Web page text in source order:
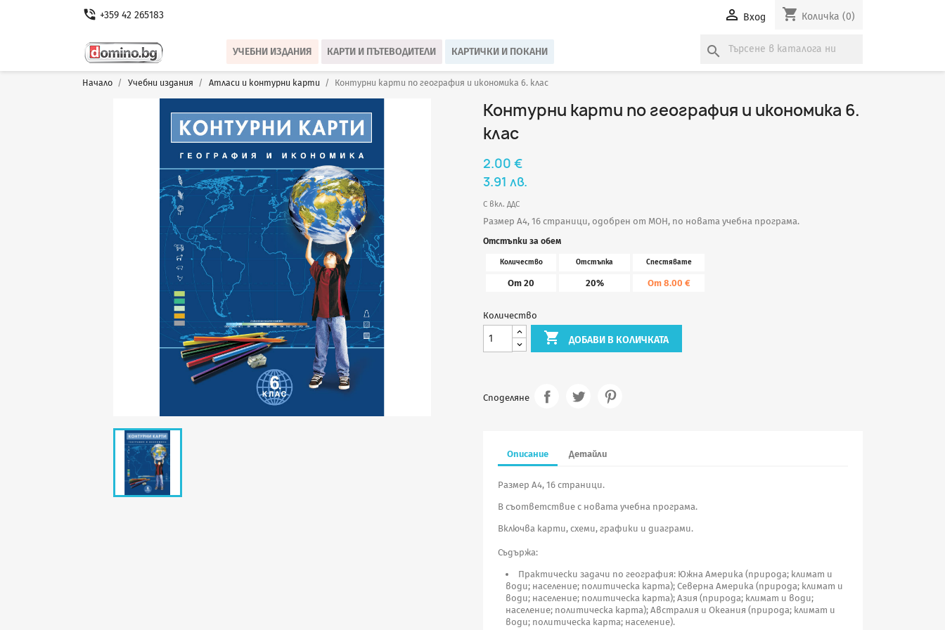
phone_in_talk +359 42 265183  Вход shopping_cart Количка (0)
УЧЕБНИ ИЗДАНИЯ КАРТИ И ПЪТЕВОДИТЕЛИ КАРТИЧКИ И ПОКАНИ search
Начало Учебни издания Атласи и контурни карти Контурни карти по география и икономика 6. клас
Контурни карти по география и икономика 6.
клас
2.00 €
3.91 лв.
С вкл. ДДС
Размер A4, 16 страници, одобрен от МОН, по новата учебна програма.
Отстъпки за обем
Количество Отстъпка Спестявате
От 20 20% От 8.00 €
Количество
 ДОБАВИ В КОЛИЧКАТА
Споделяне
Описание Детайли
Размер А4, 16 страници.
В съответствие с новата учебна програма.
Включва карти, схеми, графики и диаграми.
Съдържа:
Практически задачи по география: Южна Америка (природа; климат и
води; население; политическа карта); Северна Америка (природа; климат и
води; население; политическа карта); Азия (природа; климат и води;
население; политическа карта); Австралия и Океания (природа; климат и
води; политическа карта; население).